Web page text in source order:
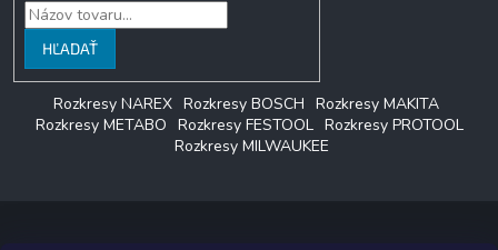
HĽADAŤ
Rozkresy NAREX Rozkresy BOSCH Rozkresy MAKITA
Rozkresy METABO Rozkresy FESTOOL Rozkresy PROTOOL
Rozkresy MILWAUKEE